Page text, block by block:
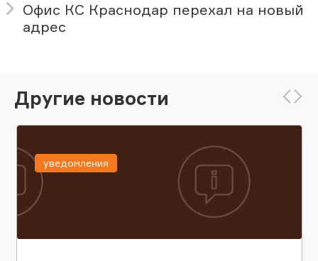
Офис КС Краснодар перехал на новый
адрес
Другие новости
уведомления